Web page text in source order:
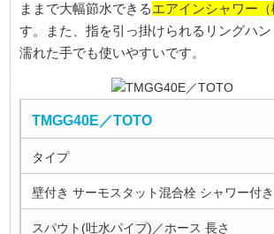
ままで大幅節水できるエアインシャワー（
す。また、指を引っ掛けられるリングハ
濡れた手でも使いやすいです。
TMGG40E／TOTO
タイプ
壁付き サーモスタット混合栓 シャワー付き
スパウト(吐水パイプ)／ホース 長さ